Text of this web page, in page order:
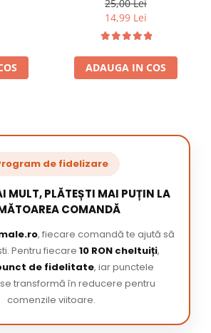
25,00 Lei
14,99 Lei
ADAUGA IN COS
de fidelizare
MULT, PLĂTEȘTI MAI PUȚIN LA
COMANDĂ
, fiecare comandă te ajută să
Pentru fiecare 10 RON cheltuiți,
de fidelitate, iar punctele
transformă în reducere pentru
comenzile viitoare.